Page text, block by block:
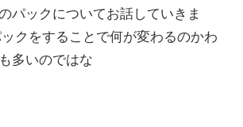
パックについてお話していきま
クをすることで何が変わるのかわ
多いのではな